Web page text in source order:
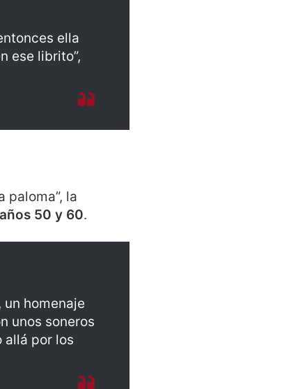
ella
ese librito”,
paloma”, la
años 50 y 60.
homenaje
unos soneros
allá por los